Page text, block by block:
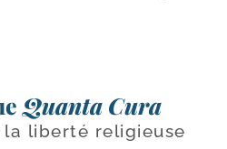
Quanta Cura
liberté religieuse